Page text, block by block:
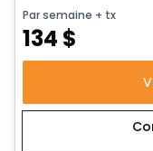
Par semaine + tx
134 $